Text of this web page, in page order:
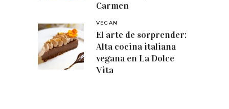
Carmen
VEGAN
El arte de sorprender:
Alta cocina italiana
vegana en La Dolce
Vita